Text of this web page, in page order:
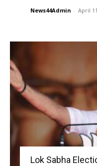
News44Admin - April
Lok Sabha